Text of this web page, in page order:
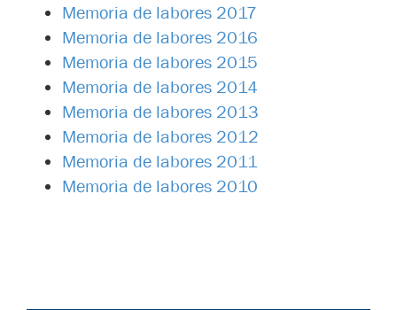
Memoria de labores 2017
Memoria de labores 2016
Memoria de labores 2015
Memoria de labores 2014
Memoria de labores 2013
Memoria de labores 2012
Memoria de labores 2011
Memoria de labores 2010